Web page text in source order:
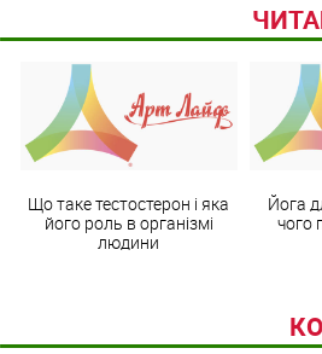
Що таке тестостерон і яка
його роль в організмі
людини
Йога
чого